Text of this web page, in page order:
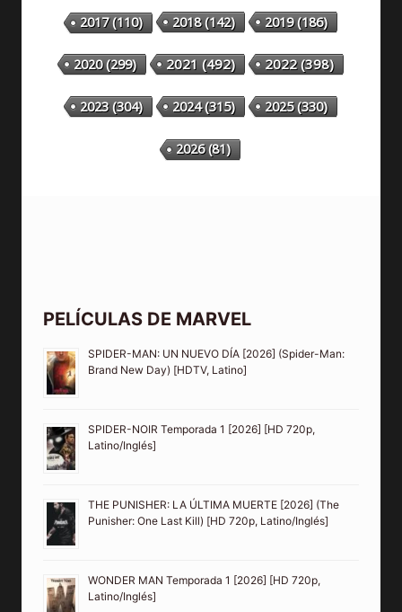
2017(110) 2018(142) 2019(186)
2020(299) 2021(492) 2022(398)
2023(304) 2024(315) 2025(330)
2026(81)
PELÍCULAS DE MARVEL
SPIDER-MAN: UN NUEVO DÍA [2026] (Spider-Man:
Brand New Day) [HDTV, Latino]
SPIDER-NOIR Temporada 1 [2026] [HD 720p,
Latino/Inglés]
THE PUNISHER: LA ÚLTIMA MUERTE [2026] (The
Punisher: One Last Kill) [HD 720p, Latino/Inglés]
WONDER MAN Temporada 1 [2026] [HD 720p,
Latino/Inglés]